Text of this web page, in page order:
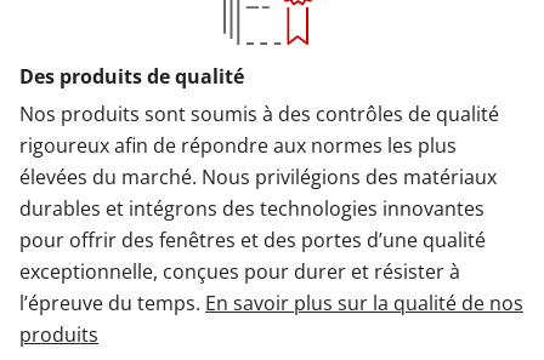
Des produits de qualité
Nos produits sont soumis à des contrôles de qualité
rigoureux afin de répondre aux normes les plus
élevées du marché. Nous privilégions des matériaux
durables et intégrons des technologies innovantes
pour offrir des fenêtres et des portes d’une qualité
exceptionnelle, conçues pour durer et résister à
l’épreuve du temps. En savoir plus sur la qualité de nos
produits